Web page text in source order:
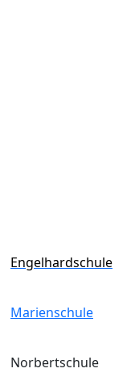
Engelhardschule
Marienschule
Norbertschule